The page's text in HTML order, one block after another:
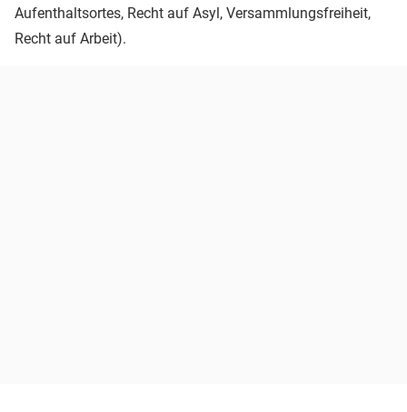
Aufenthaltsortes, Recht auf Asyl, Versammlungsfreiheit,
Recht auf Arbeit).